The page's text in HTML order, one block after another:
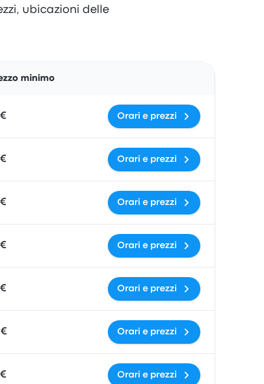
ubicazioni delle
minimo
Orari e prezzi
Orari e prezzi
Orari e prezzi
Orari e prezzi
Orari e prezzi
€ Orari e prezzi
Orari e prezzi